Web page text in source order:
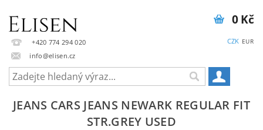
+420 774 294 020
info@elisen.cz
CZK EUR
0 Kč
JEANS CARS JEANS NEWARK REGULAR FIT
STR.GREY USED